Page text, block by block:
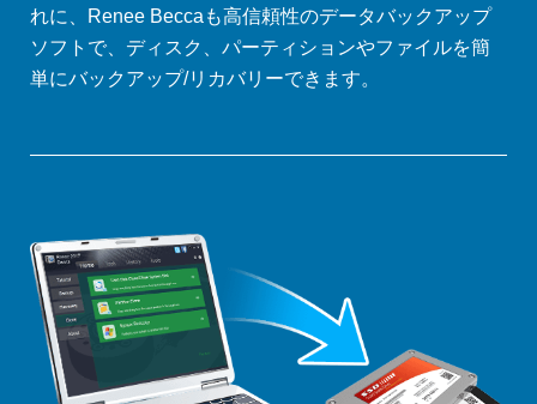
れに、Renee Beccaも高信頼性のデータバックアップ
ソフトで、ディスク、パーティションやファイルを簡
単にバックアップ/リカバリーできます。